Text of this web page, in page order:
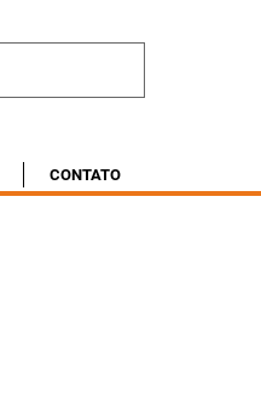
CONTATO